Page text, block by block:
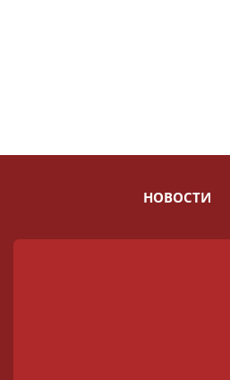
НОВОСТИ